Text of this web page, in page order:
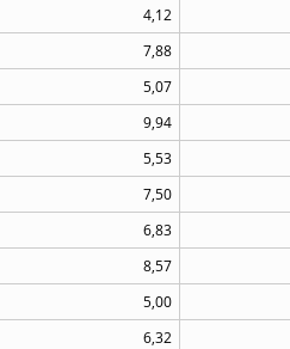
4,12
7,88
5,07
9,94
5,53
7,50
6,83
8,57
5,00
6,32